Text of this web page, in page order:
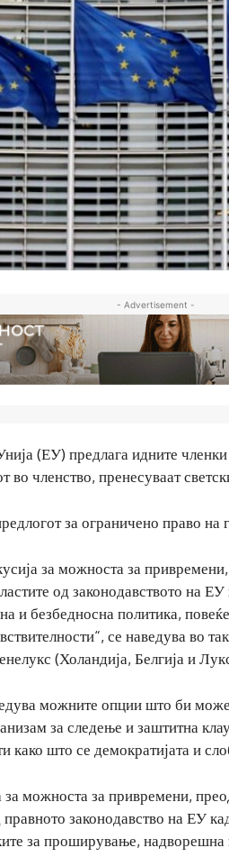
- Advertisement -
(ЕУ) предлага идните
членство, пренесуваат
за ограничено право на
за можноста за
од законодавството на
и безбедносна политика,
се наведува во
(Холандија, Белгија и
можните опции што би
за следење и заштитна
како што се демократијата и
можноста за привремени,
законодавство на ЕУ
за проширување,